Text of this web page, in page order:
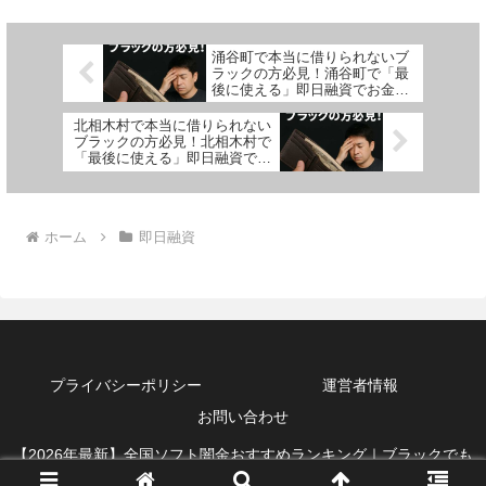
涌谷町で本当に借りられないブ
ラックの方必見！涌谷町で「最
後に使える」即日融資でお金を
借りる方法を紹介！
北相木村で本当に借りられない
ブラックの方必見！北相木村で
「最後に使える」即日融資でお
金を借りる方法を紹介！
ホーム 即日融資
プライバシーポリシー
運営者情報
お問い合わせ
【2026年最新】全国ソフト闇金おすすめランキング｜ブラックでも
借りれる即日融資